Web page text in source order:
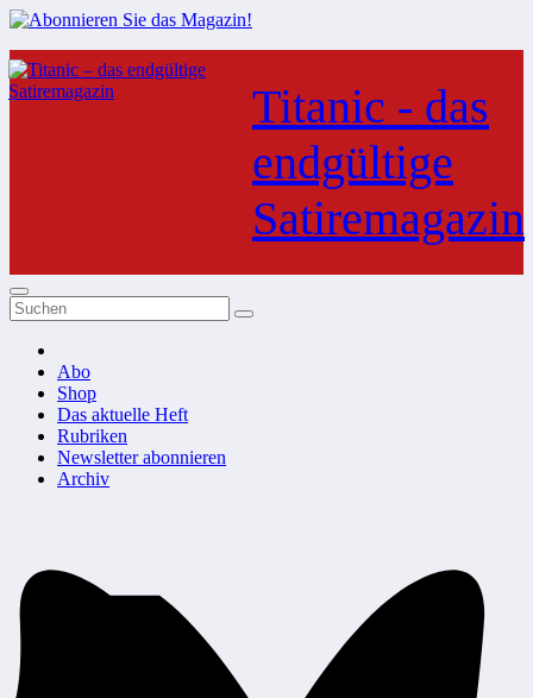
Zum
Inhalt
springen
Titanic - das
endgültige
Satiremagazin
Abo
Shop
Das aktuelle Heft
Rubriken
Newsletter abonnieren
Archiv